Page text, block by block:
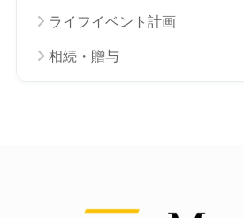
ライフイベント計画
相続・贈与